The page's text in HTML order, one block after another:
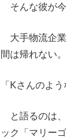
そんな彼が今
大手物流企業
間は帰れない
「Kさんのよ
と語るのは、
ック「マリー